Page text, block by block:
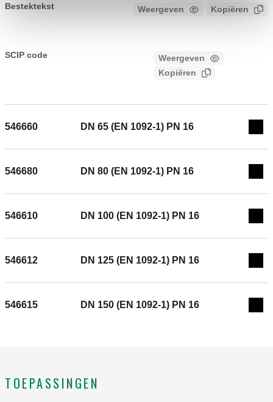
Bestektekst Weergeven Kopiëren
magneet. Met isolatie. Vuildeeltjes tot: 5 μm. Verbinding met
tegenflens EN 1092-1. Vuildeeltjes tot: 5 μm. Aansluiting: DN
SCIP code
Weergeven
Kopiëren
546660 DN 65 (EN 1092-1) PN 16
546680 DN 80 (EN 1092-1) PN 16
546610 DN 100 (EN 1092-1) PN 16
546612 DN 125 (EN 1092-1) PN 16
546615 DN 150 (EN 1092-1) PN 16
TOEPASSINGEN